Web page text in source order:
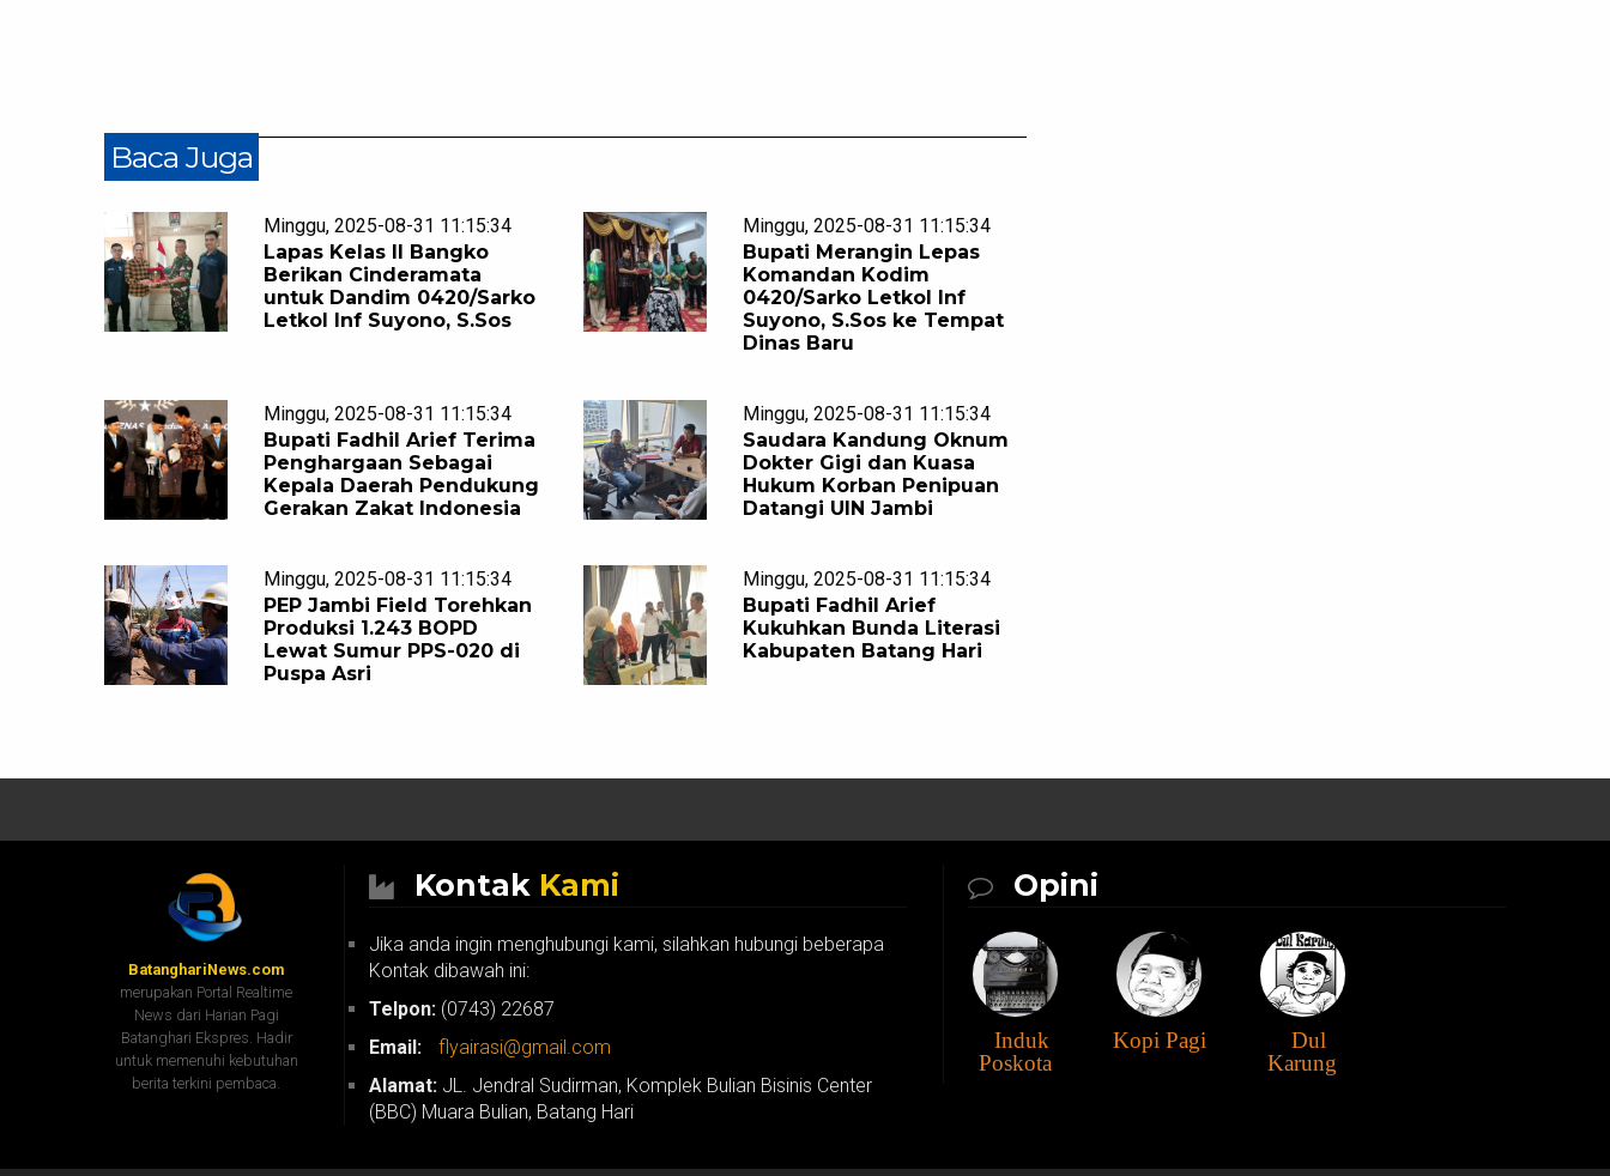
Baca Juga
Minggu, 2025-08-31 11:15:34
Lapas Kelas II Bangko
Berikan Cinderamata
untuk Dandim 0420/Sarko
Letkol Inf Suyono, S.Sos
Minggu, 2025-08-31 11:15:34
Bupati Merangin Lepas
Komandan Kodim
0420/Sarko Letkol Inf
Suyono, S.Sos ke Tempat
Dinas Baru
Minggu, 2025-08-31 11:15:34
Bupati Fadhil Arief Terima
Penghargaan Sebagai
Kepala Daerah Pendukung
Gerakan Zakat Indonesia
Minggu, 2025-08-31 11:15:34
Saudara Kandung Oknum
Dokter Gigi dan Kuasa
Hukum Korban Penipuan
Datangi UIN Jambi
Minggu, 2025-08-31 11:15:34
PEP Jambi Field Torehkan
Produksi 1.243 BOPD
Lewat Sumur PPS-020 di
Puspa Asri
Minggu, 2025-08-31 11:15:34
Bupati Fadhil Arief
Kukuhkan Bunda Literasi
Kabupaten Batang Hari
BatanghariNews.com
merupakan Portal Realtime
News dari Harian Pagi
Batanghari Ekspres. Hadir
untuk memenuhi kebutuhan
berita terkini pembaca.
Kontak Kami
Jika anda ingin menghubungi kami, silahkan hubungi beberapa
Kontak dibawah ini:
Telpon: (0743) 22687
Email:
flyairasi@gmail.com
Alamat: JL. Jendral Sudirman, Komplek Bulian Bisinis Center
(BBC) Muara Bulian, Batang Hari
Opini
Induk
Poskota
Kopi Pagi
Dul
Karung